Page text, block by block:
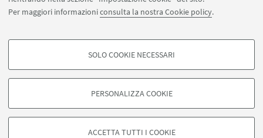
Per maggiori informazioniconsulta la nostra Cookie policy.
COOKIE DI PROFILAZIONE - FACOLTATIVI
degli utenti, creare profili in base al loro comportamento sul sito, per analisi
di marketing.
SOLO COOKIE NECESSARI
PERSONALIZZA COOKIE
ACCETTA TUTTI I COOKIE
Seguici su: